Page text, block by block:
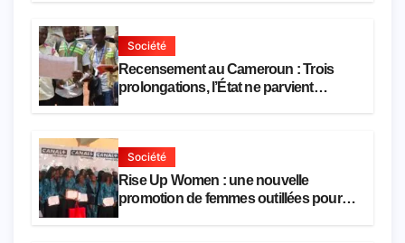
Société
Recensement au Cameroun : Trois
prolongations, l’État ne parvient
Société
Rise Up Women : une nouvelle
promotion de femmes outillées pour